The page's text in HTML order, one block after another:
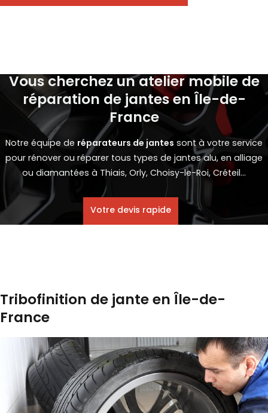
Vous cherchez un atelier mobile de
réparation de jantes en Île-de-
France
Notre équipe de réparateurs de jantes sont à votre service
pour rénover ou réparer tous types de jantes alu, en alliage
ou diamantées à Thiais, Orly, Choisy-le-Roi, Créteil...
Votre devis rapide
Tribofinition de jante en Île-de-
France